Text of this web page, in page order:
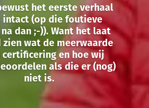
het eerste verhaal
intact (op die foutieve
dan ;-)). Want het laat
zien wat de meerwaarde
certificering en hoe wij
als die er (nog)
niet is.